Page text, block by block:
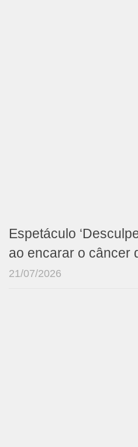
Espetáculo
ao encarar o câncer
21/07/2026